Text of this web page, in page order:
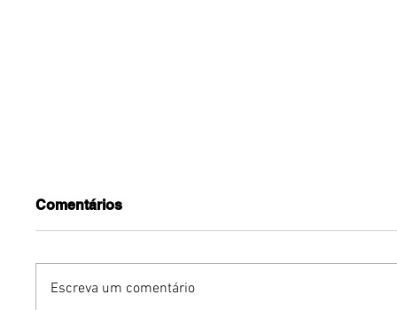
Comentários
Escreva um comentário